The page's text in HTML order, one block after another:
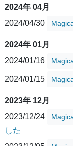
2024年 04月
2024/04/30
2024年 01月
2024/01/16
2024/01/15
2023年 12月
2023/12/24
した